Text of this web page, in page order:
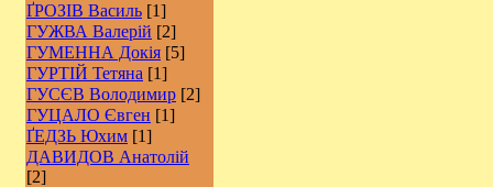
ҐРОЗІВ Василь [1]
ГУЖВА Валерій [2]
ГУМЕННА Докія [5]
ГУРТІЙ Тетяна [1]
ГУСЄВ Володимир [2]
ГУЦАЛО Євген [1]
ҐЕДЗЬ Юхим [1]
ДАВИДОВ Анатолій
[2]